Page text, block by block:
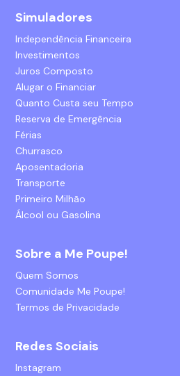
Simuladores
Independência Financeira
Investimentos
Juros Composto
Alugar o Financiar
Quanto Custa seu Tempo
Reserva de Emergência
Férias
Churrasco
Aposentadoria
Transporte
Primeiro Milhão
Álcool ou Gasolina
Sobre a Me Poupe!
Quem Somos
Comunidade Me Poupe!
Termos de Privacidade
Redes Sociais
Instagram